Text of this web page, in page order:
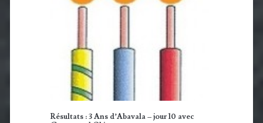
Résultats : 3 Ans d’Abavala – jour 10 avec